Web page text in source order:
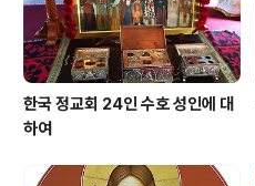
로잡는 엄청난 탐욕의 힘..
한국 정교회 24인 수호 성인에 대
하여